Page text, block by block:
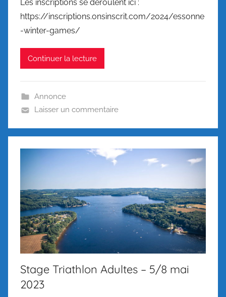
Les inscriptions se déroulent ici :
https://inscriptions.onsinscrit.com/2024/essonne
-winter-games/
Continuer la lecture
Annonce
Laisser un commentaire
Stage Triathlon Adultes – 5/8 mai
2023